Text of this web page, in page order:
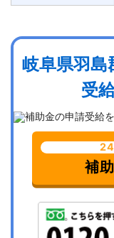
岐阜県羽島
受
24
補